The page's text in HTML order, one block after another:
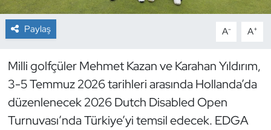
Paylaş A- A+
Milli golfçüler Mehmet Kazan ve Karahan Yıldırım,
3-5 Temmuz 2026 tarihleri arasında Hollanda’da
düzenlenecek 2026 Dutch Disabled Open
Turnuvası’nda Türkiye’yi temsil edecek. EDGA
Dağcılık
Dövüş Sanatı
E-Spor